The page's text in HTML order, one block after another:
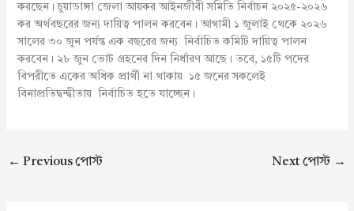
করছেন। চুয়াডাঙ্গা জেলা আয়কর আইনজীবী সমিতি নির্বাচন ২০২৫-২০২৬
কর অর্থবছরের জন্য দায়িত্ব পালন করবেন। আগামী ১ জুলাই থেকে ২০২৬
সালের ৩০ জুন পর্যন্ত এক বছরের জন্য নির্বাচিত কমিটি দায়িত্ব পালন
করবেন। ২৮ জুন ভোট গ্রহনের দিন নির্ধারণ আছে। তবে, ১৫টি পদের
বিপরীতে একের অধিক প্রার্থী না থাকায় ১৫ জনের সকলেই
বিনাপ্রতিদ্বন্দ্বীতায় নির্বাচিত হতে যাচ্ছেন।
← Previous পোস্ট Next পোস্ট →